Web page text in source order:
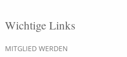
Wichtige Links
MITGLIED WERDEN